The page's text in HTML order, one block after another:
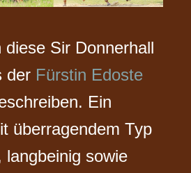
Sir Donnerhall
der Fürstin Edoste
Ein
überragendem Typ
langbeinig sowie